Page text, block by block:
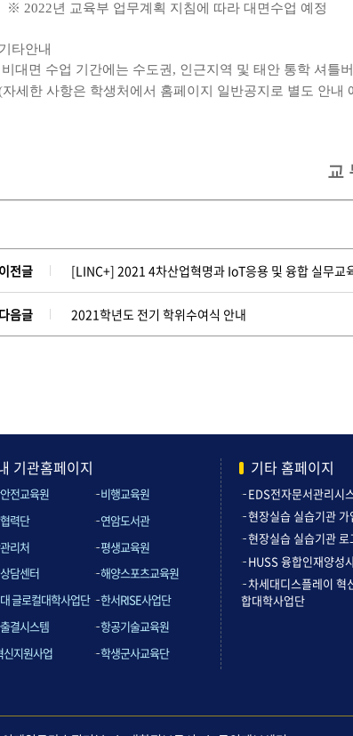
※ 2022년 교육부 업무계획 지침에 따라 대면수업 예정
기타안내
비대면 수업 기간에는 수도권 , 인근지역 및 태안 통학 셔틀
자세한 사항은 학생처에서 홈페이지 일반공지로 별도 안내
교
이전글 [LINC+] 2021 4차산업혁명과 IoT응용 및 융합 실무교
다음글 2021학년도 전기 학위수여식 안내
기관홈페이지
전교육원
비행교육원
력단
연암도서관
리처
평생교육원
담센터
해양스포츠교육원
글로컬대학사업단
한서RISE사업단
결시스템
항공기술교육원
신지원사업
학생군사교육단
기타 홈페이지
EDS전자문서관리시
현장실습 실습기관 가
현장실습 실습기관 로
HUSS 융합인재양성
차세대디스플레이 혁
합대학사업단